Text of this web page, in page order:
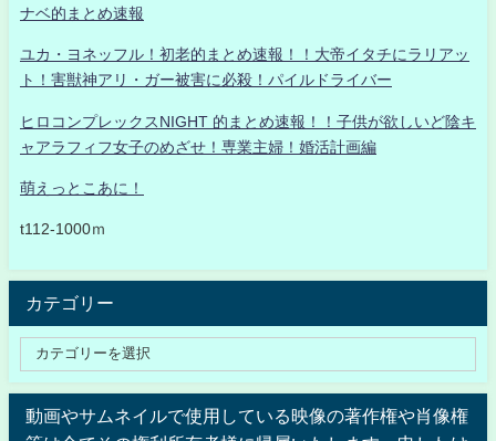
ナベ的まとめ速報
ユカ・ヨネッフル！初老的まとめ速報！！大帝イタチにラリアッ
ト！害獣神アリ・ガー被害に必殺！パイルドライバー
ヒロコンプレックスNIGHT 的まとめ速報！！子供が欲しいど陰キ
ャアラフィフ女子のめざせ！専業主婦！婚活計画編
萌えっとこあに！
t112-1000ｍ
カテゴリー
動画やサムネイルで使用している映像の著作権や肖像権